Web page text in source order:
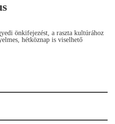
önkifejezést, a raszta kultúrához
hétköznap is viselhető